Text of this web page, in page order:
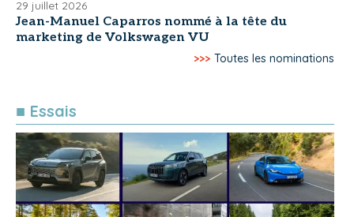
29 juillet 2026
Jean-Manuel Caparros nommé à la tête du
marketing de Volkswagen VU
>>> Toutes les nominations
■ Essais